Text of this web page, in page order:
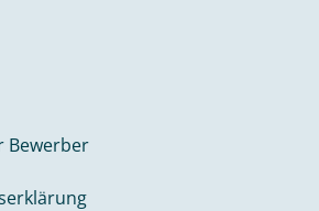
Bewerber